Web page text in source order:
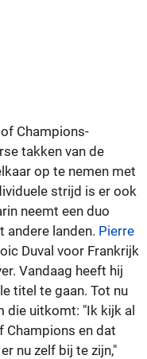
Champions-
takken van de
op te nemen met
strijd is er ook
neemt een duo
andere landen. Pierre
Duval voor Frankrijk
Vandaag heeft hij
titel te gaan. Tot nu
die uitkomt: "Ik kijk al
Champions en dat
nu zelf bij te zijn,"